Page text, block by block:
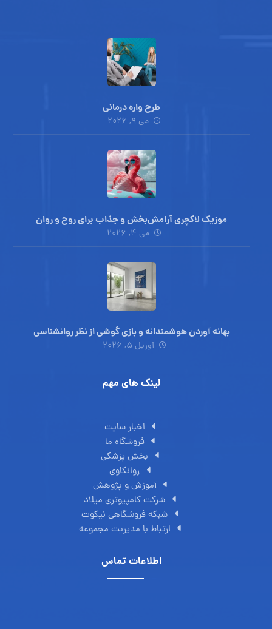
طرح واره درمانی
می 9, 2026
موزیک لاکچری آرامش‌بخش‌ و جذاب‌ برای روح و روان
می 4, 2026
بهانه آوردن هوشمندانه و بازی گوشی از نظر روانشناسی
آوریل 5, 2026
لینک های مهم
اخبار سایت
فروشگاه ما
بخش پزشکی
روانکاوی
آموزش و پژوهش
شرکت کامپیوتری میلاد
شبکه فروشگاهی نیکوت
ارتباط با مدیریت مجموعه
اطلاعات تماس